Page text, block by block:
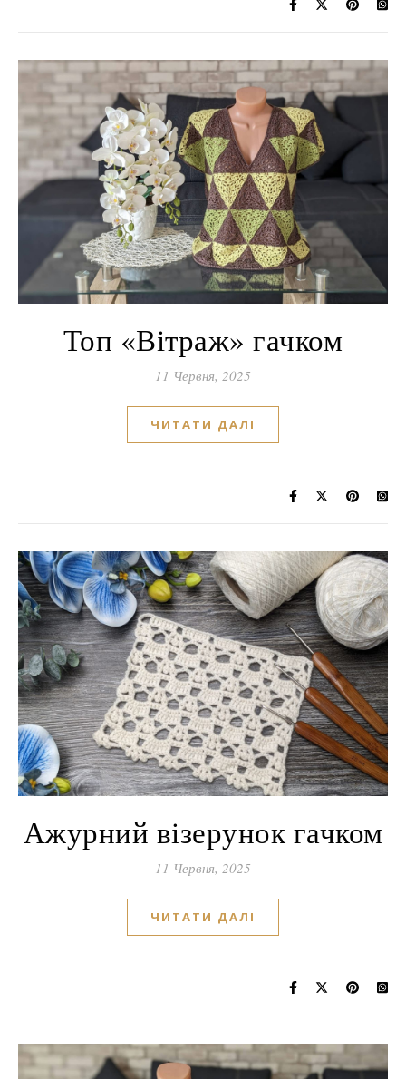
Топ «Вітраж» гачком
11 Червня, 2025
ЧИТАТИ ДАЛІ
Ажурний візерунок гачком
11 Червня, 2025
ЧИТАТИ ДАЛІ